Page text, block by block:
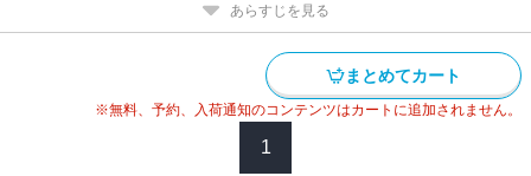
あらすじを見る
まとめてカート
※無料、予約、入荷通知のコンテンツはカートに追加されません。
1